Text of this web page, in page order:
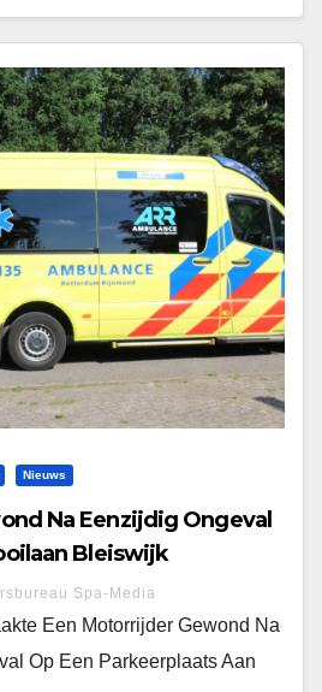
Nieuws
Na Eenzijdig Ongeval
Bleiswijk
Spa-Media
Een Motorrijder Gewond Na
Op Een Parkeerplaats Aan